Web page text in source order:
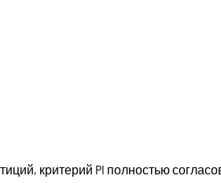
критерий PI полностью